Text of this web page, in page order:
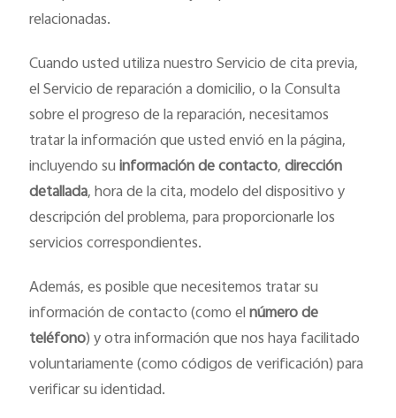
relacionadas.
Cuando usted utiliza nuestro Servicio de cita previa,
el Servicio de reparación a domicilio, o la Consulta
sobre el progreso de la reparación, necesitamos
tratar la información que usted envió en la página,
incluyendo suinformación de contacto,dirección
detallada, hora de la cita, modelo del dispositivo y
descripción del problema, para proporcionarle los
servicios correspondientes.
Además, es posible que necesitemos tratar su
información de contacto (como elnúmero de
teléfono) y otra información que nos haya facilitado
voluntariamente (como códigos de verificación) para
verificar su identidad.